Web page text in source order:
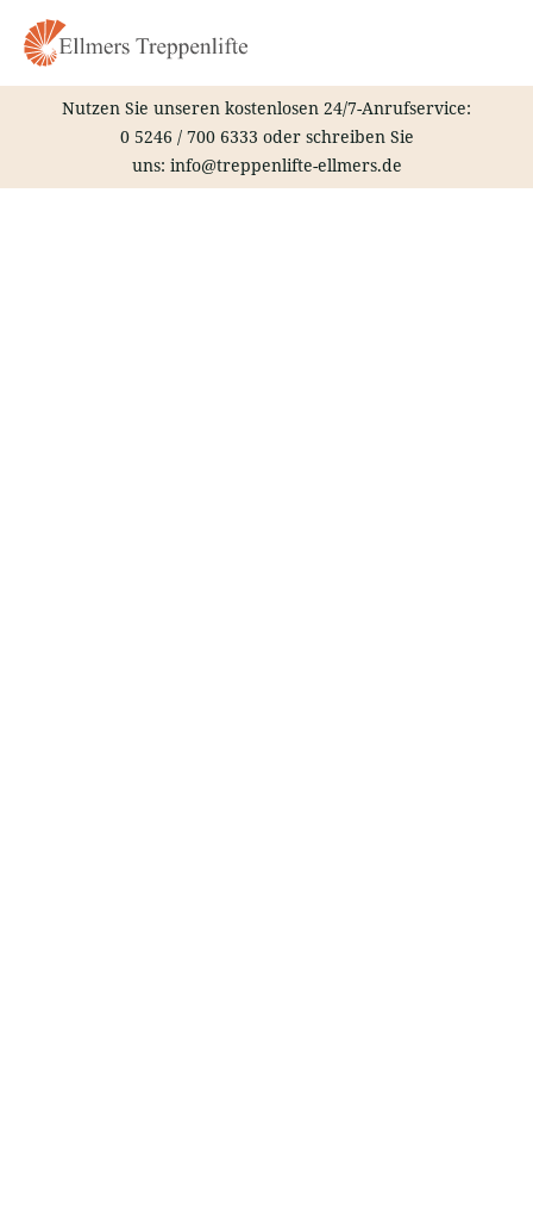
Inhalt
springen
Nutzen Sie unseren kostenlosen 24/7-Anrufservice:
0 5246 / 700 6333 oder schreiben Sie
uns: info@treppenlifte-ellmers.de